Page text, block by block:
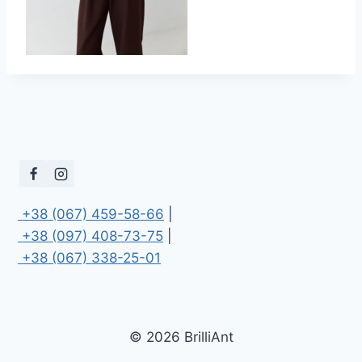
+38 (067) 459-58-66
+38 (097) 408-73-75
+38 (067) 338-25-01
© 2026 BrilliAnt